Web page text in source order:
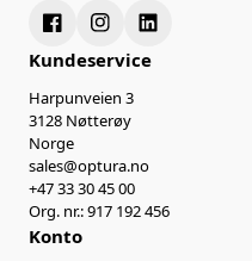
Kundeservice
Harpunveien 3
3128 Nøtterøy
Norge
sales@optura.no
+47 33 30 45 00
Org. nr.: 917 192 456
Konto